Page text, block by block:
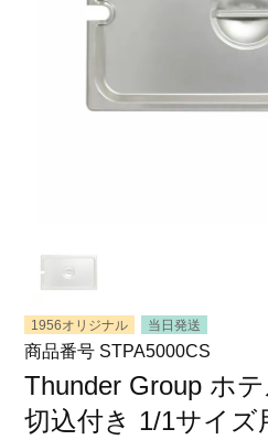
OEMについて
Instagram
プライバシーポリシー
特定商取引法に関する表示
1956オリジナル 当日発送
商品番号 STPA5000CS
Thunder Group ホ
切込付き 1/1サイズ